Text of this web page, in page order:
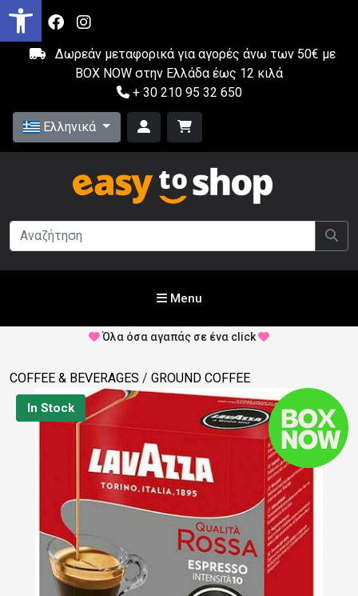
Δωρεάν μεταφορικά για αγορές άνω των 50€ με
BOX NOW στην Ελλάδα έως 12 κιλά
+ 30 210 95 32 650
Ελληνικά
Menu
Όλα όσα αγαπάς σε ένα click
COFFEE & BEVERAGES / GROUND COFFEE
In Stock